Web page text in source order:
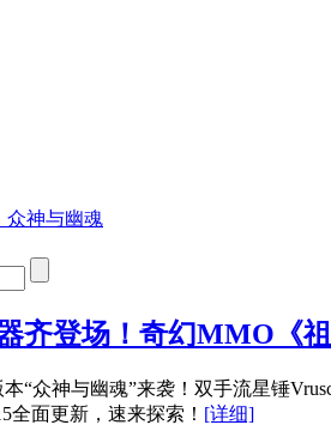
众神与幽魂
齐登场！奇幻MMO《
本“众神与幽魂”来袭！双手流星锤
全面更新，速来探索！ [详细]